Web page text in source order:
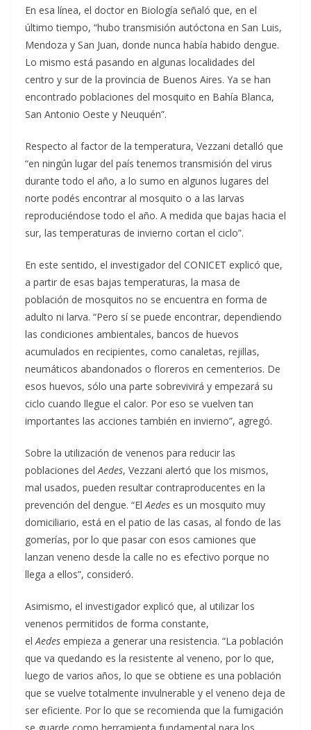
En esa línea, el doctor en Biología señaló que, en el
último tiempo, “hubo transmisión autóctona en San Luis,
Mendoza y San Juan, donde nunca había habido dengue.
Lo mismo está pasando en algunas localidades del
centro y sur de la provincia de Buenos Aires. Ya se han
encontrado poblaciones del mosquito en Bahía Blanca,
San Antonio Oeste y Neuquén”.
Respecto al factor de la temperatura, Vezzani detalló que
“en ningún lugar del país tenemos transmisión del virus
durante todo el año, a lo sumo en algunos lugares del
norte podés encontrar al mosquito o a las larvas
reproduciéndose todo el año. A medida que bajas hacia el
sur, las temperaturas de invierno cortan el ciclo”.
En este sentido, el investigador del CONICET explicó que,
a partir de esas bajas temperaturas, la masa de
población de mosquitos no se encuentra en forma de
adulto ni larva. “Pero sí se puede encontrar, dependiendo
las condiciones ambientales, bancos de huevos
acumulados en recipientes, como canaletas, rejillas,
neumáticos abandonados o floreros en cementerios. De
esos huevos, sólo una parte sobrevivirá y empezará su
ciclo cuando llegue el calor. Por eso se vuelven tan
importantes las acciones también en invierno”, agregó.
Sobre la utilización de venenos para reducir las
poblaciones delAedes, Vezzani alertó que los mismos,
mal usados, pueden resultar contraproducentes en la
prevención del dengue. “ElAedes es un mosquito muy
domiciliario, está en el patio de las casas, al fondo de las
gomerías, por lo que pasar con esos camiones que
lanzan veneno desde la calle no es efectivo porque no
llega a ellos”, consideró.
Asimismo, el investigador explicó que, al utilizar los
venenos permitidos de forma constante,
elAedes empieza a generar una resistencia. “La población
que va quedando es la resistente al veneno, por lo que,
luego de varios años, lo que se obtiene es una población
que se vuelve totalmente invulnerable y el veneno deja de
ser eficiente. Por lo que se recomienda que la fumigación